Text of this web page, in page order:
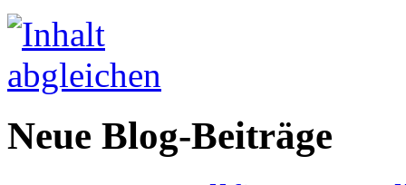
Neue Blog-Beiträge